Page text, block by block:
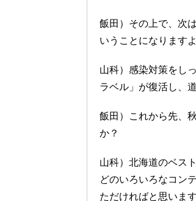
飯田）その上で、次
いうことになりますよ
山科）感染対策をし
ラベル」が復活し、
飯田）これから先、
か？
山科）北海道のベス
どのいろいろなコン
ただければと思います